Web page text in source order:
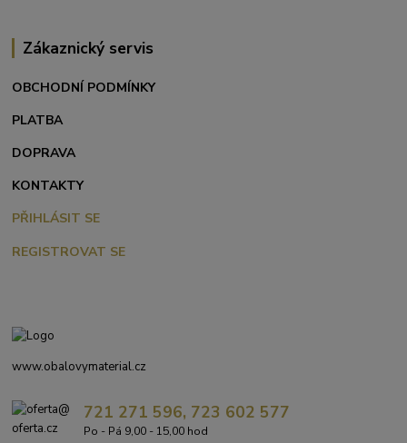
Zákaznický servis
OBCHODNÍ PODMÍNKY
PLATBA
DOPRAVA
KONTAKTY
PŘIHLÁSIT SE
REGISTROVAT SE
www.obalovymaterial.cz
721 271 596, 723 602 577
Po - Pá 9,00 - 15,00 hod